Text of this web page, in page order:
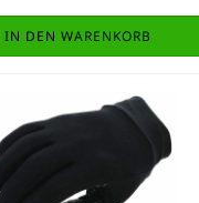
IN DEN WARENKORB